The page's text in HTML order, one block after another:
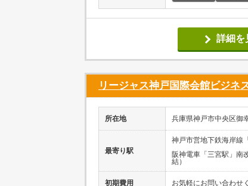
詳細を
リージャス神戸国際会館ビジネ
所在地 兵庫県神戸市中央区
最寄り駅
神戸市営地下鉄海岸線
阪神電車「三宮駅」南
結）
初期費用 お気軽にお問い合わせ